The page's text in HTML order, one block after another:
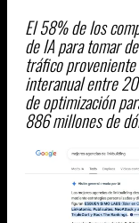
El 58% de los
de IA para tomar
tráfico
interanual entre
de optimización
886 millones de